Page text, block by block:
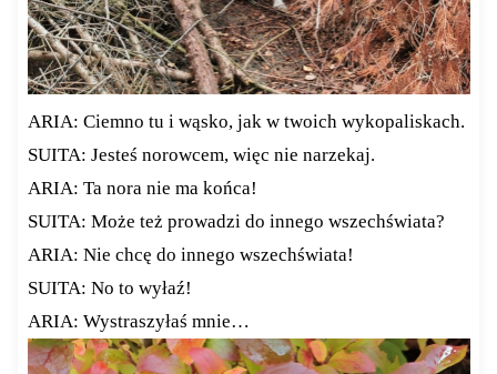
ARIA: Ciemno tu i wąsko, jak w twoich wykopaliskach.
SUITA: Jesteś norowcem, więc nie narzekaj.
ARIA: Ta nora nie ma końca!
SUITA: Może też prowadzi do innego wszechświata?
ARIA: Nie chcę do innego wszechświata!
SUITA: No to wyłaź!
ARIA: Wystraszyłaś mnie…